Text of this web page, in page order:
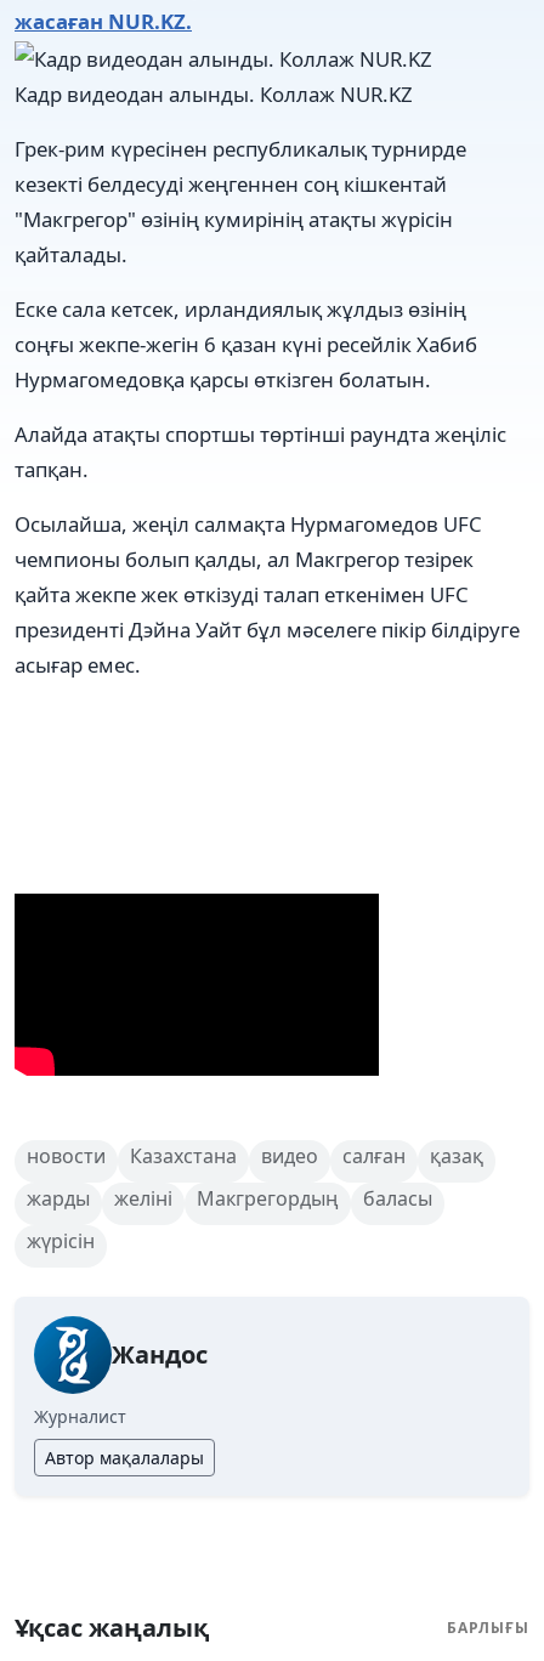
жасаған NUR.KZ.
Кадр видеодан алынды. Коллаж NUR.KZ
Грек-рим күресінен республикалық турнирде
кезекті белдесуді жеңгеннен соң кішкентай
"Макгрегор" өзінің кумирінің атақты жүрісін
қайталады.
Еске сала кетсек, ирландиялық жұлдыз өзінің
соңғы жекпе-жегін 6 қазан күні ресейлік Хабиб
Нурмагомедовқа қарсы өткізген болатын.
Алайда атақты спортшы төртінші раундта жеңіліс
тапқан.
Осылайша, жеңіл салмақта Нурмагомедов UFC
чемпионы болып қалды, ал Макгрегор тезірек
қайта жекпе жек өткізуді талап еткенімен UFC
президенті Дэйна Уайт бұл мәселеге пікір білдіруге
асығар емес.
новости Казахстана видео салған
қазақ
жарды
желіні Макгрегордың
баласы
жүрісін
Жандос
Журналист
Автор мақалалары
Ұқсас жаңалық БАРЛЫҒЫ